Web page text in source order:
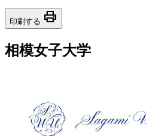
印刷する print
相模女子大学